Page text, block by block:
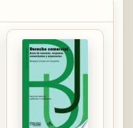
de un análisis que no
del conocimiento y
de la economía
y de la organización
que lo
facilitar la
se han incluido al final
una ayuda
un...